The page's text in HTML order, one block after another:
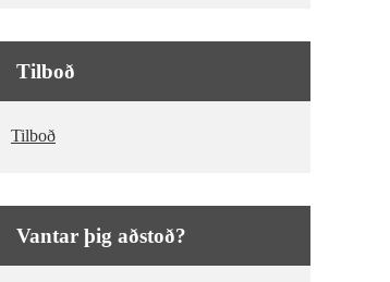
Tilboð
Tilboð
Vantar þig aðstoð?